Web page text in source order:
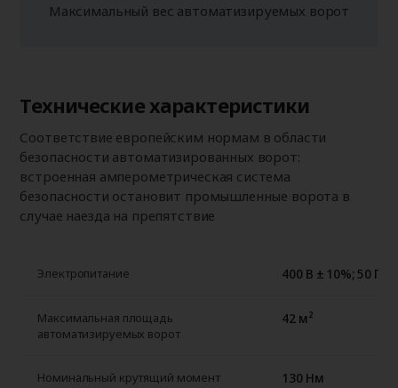
Максимальный вес автоматизируемых ворот
Технические характеристики
Соответствие европейским нормам в области
безопасности автоматизированных ворот:
встроенная амперометрическая система
безопасности остановит промышленные ворота в
случае наезда на препятствие
Электропитание 400 В ± 10%; 50 Гц
Максимальная площадь
автоматизируемых ворот
42 м²
Номинальный крутящий момент 130 Нм